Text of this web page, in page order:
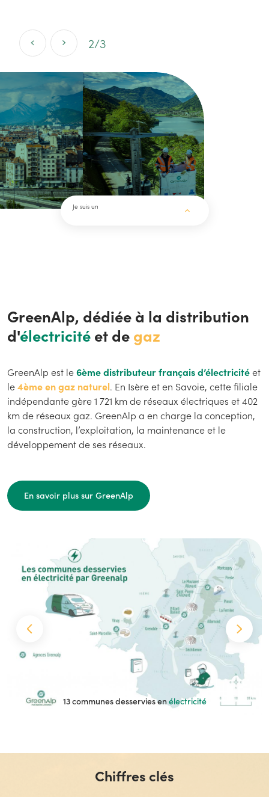
2/3
Je suis un
GreenAlp, dédiée à la distribution
d'électricitéet degaz
GreenAlp est le6ème distributeur français d’électricitéet
le4ème en gaz naturel. En Isère et en Savoie, cette filiale
indépendante gère 1 721 km de réseaux électriques et 402
km de réseaux gaz. GreenAlp a en charge la conception,
la construction, l’exploitation, la maintenance et le
développement de ses réseaux.
En savoir plus sur GreenAlp
13 communes desservies enélectricité
Chiffres clés